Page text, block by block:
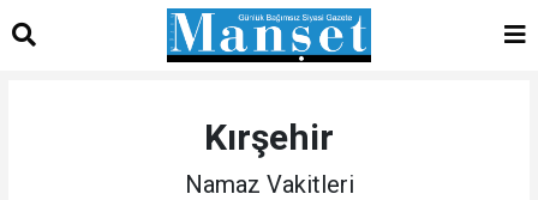
Kırşehir
Namaz Vakitleri